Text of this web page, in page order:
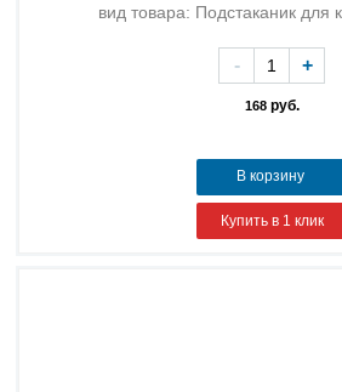
вид товара: Подстаканик для
168руб.
- +
В корзину
Купить в 1 клик